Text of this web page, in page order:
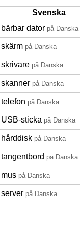
Svenska
bärbar dator på Danska
skärm på Danska
skrivare på Danska
skanner på Danska
telefon på Danska
USB-sticka på Danska
hårddisk på Danska
tangentbord på Danska
mus på Danska
server på Danska